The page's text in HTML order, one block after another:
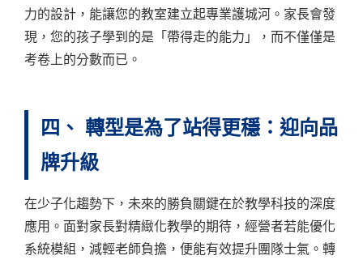
力的設計，能讓您的教室建立起專業護城河。家長會發
現，您的孩子學到的是「帶得走的能力」，而不僅僅是
考卷上的分數而已。
四、 轉型是為了站得更穩：迎向品
牌升級
在少子化趨勢下，未來的勝負關鍵在於教學科技的深度
應用。面對家長對精緻化教學的期待，經營者若能優化
系統模組，減輕老師負擔，便能有效提升團隊士氣。轉